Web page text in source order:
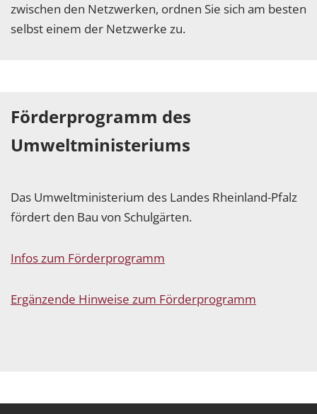
zwischen den Netzwerken, ordnen Sie sich am besten
selbst einem der Netzwerke zu.
Förderprogramm des
Umweltministeriums
Das Umweltministerium des Landes Rheinland-Pfalz
fördert den Bau von Schulgärten.
Infos zum Förderprogramm
Ergänzende Hinweise zum Förderprogramm